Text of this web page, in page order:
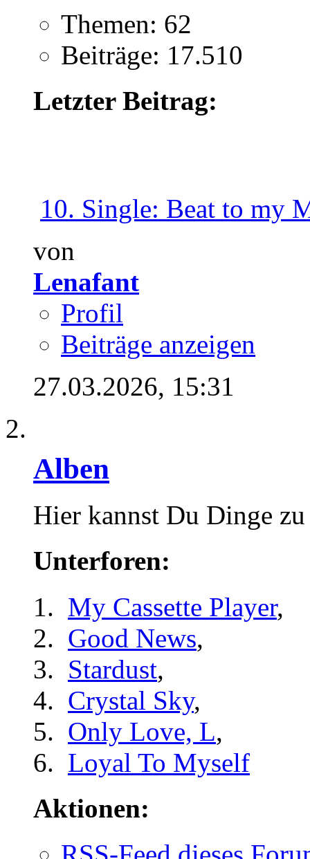
Themen: 62
Beiträge: 17.510
Letzter Beitrag:
10. Single: Beat to my
von
Lenafant
Profil
Beiträge anzeigen
27.03.2026, 15:31
Alben
Hier kannst Du Dinge
Unterforen:
My Cassette Player,
Good News,
Stardust,
Crystal Sky,
Only Love, L,
Loyal To Myself
Aktionen: